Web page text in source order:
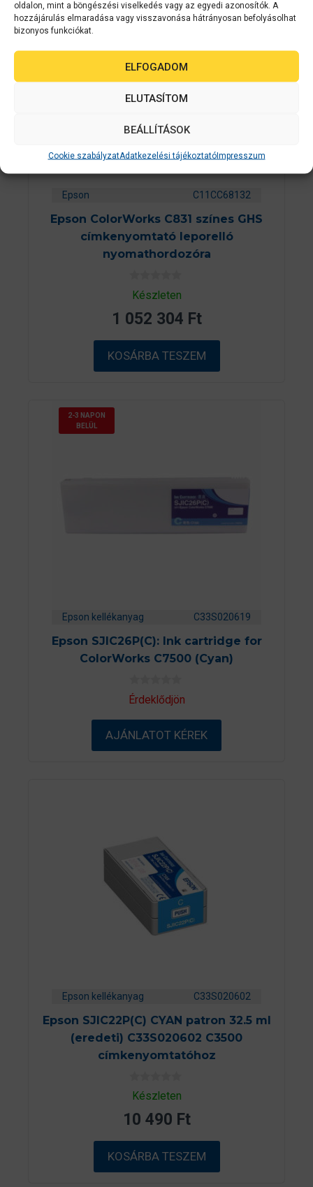
oldalon, mint a böngészési viselkedés vagy az egyedi azonosítók. A
hozzájárulás elmaradása vagy visszavonása hátrányosan befolyásolhat
bizonyos funkciókat.
ELFOGADOM
ELUTASÍTOM
BEÁLLÍTÁSOK
Cookie szabályzatAdatkezelési tájékoztatóImpresszum
BELÜL
Epson C11CC68132
Epson ColorWorks C831 színes GHS
címkenyomtató leporelló
nyomathordozóra
0
a
5
b
ő
l
Készleten
1 052 304 Ft
KOSÁRBA TESZEM
2-3 NAPON
BELÜL
Epson kellékanyag C33S020619
Epson SJIC26P(C): Ink cartridge for
ColorWorks C7500 (Cyan)
0
a
-
ő
Érdeklődjön
AJÁNLATOT KÉREK
Epson kellékanyag C33S020602
Epson SJIC22P(C) CYAN patron 32.5 ml
(eredeti) C33S020602 C3500
címkenyomtatóhoz
0
a
5
b
ő
l
Készleten
10 490 Ft
KOSÁRBA TESZEM